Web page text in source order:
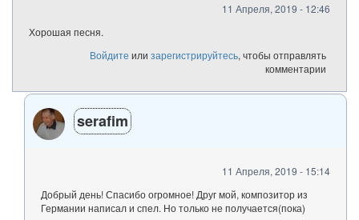
11 Апреля, 2019 - 12:46
Хорошая песня.
Войдите или зарегистрируйтесь, чтобы отправлять
комментарии
serafim
11 Апреля, 2019 - 15:14
Добрый день! Спасибо огромное! Друг мой, композитор из
Германии написал и спел. Но только не получается(пока)